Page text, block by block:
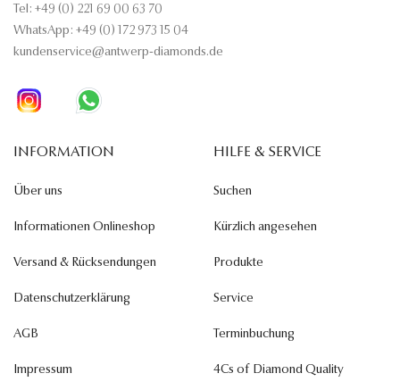
Tel: +49 (0) 221 69 00 63 70
WhatsApp: +49 (0) 172 973 15 04
kundenservice@antwerp-diamonds.de
INFORMATION
Über uns
Informationen Onlineshop
Versand & Rücksendungen
Datenschutzerklärung
AGB
Impressum
HILFE & SERVICE
Suchen
Kürzlich angesehen
Produkte
Service
Terminbuchung
4Cs of Diamond Quality